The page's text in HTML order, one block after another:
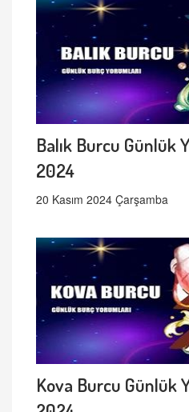
Balık Burcu Günlük
2024
20 Kasım 2024 Çarşamba
Kova Burcu Günlük